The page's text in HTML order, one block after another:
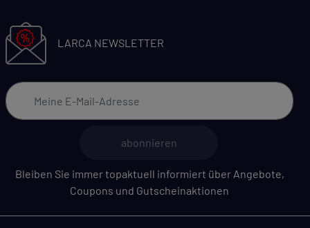
LARCA NEWSLETTER
abonnieren
Bleiben Sie immer topaktuell informiert über Angebote,
Coupons und Gutscheinaktionen